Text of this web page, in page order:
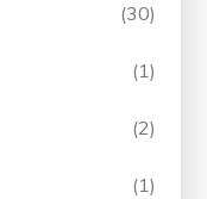
(30)
(1)
(2)
(1)